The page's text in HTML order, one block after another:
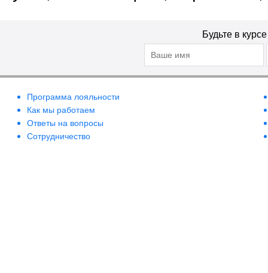
Будьте в
Программа лояльности
Как мы работаем
Ответы на вопросы
Сотрудничество